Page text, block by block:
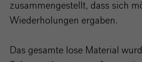
zusammengestellt, dass sich
Wiederholungen ergaben.
Das gesamte lose Material